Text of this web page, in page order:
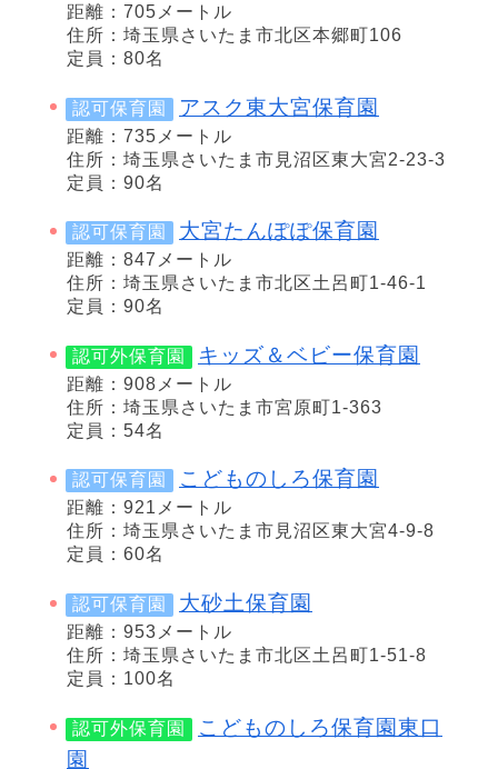
距離：705メートル
住所：埼玉県さいたま市北区本郷町106
定員：80名
認可保育園 アスク東大宮保育園
距離：735メートル
住所：埼玉県さいたま市見沼区東大宮2-23-3
定員：90名
認可保育園 大宮たんぽぽ保育園
距離：847メートル
住所：埼玉県さいたま市北区土呂町1-46-1
定員：90名
認可外保育園 キッズ＆ベビー保育園
距離：908メートル
住所：埼玉県さいたま市宮原町1-363
定員：54名
認可保育園 こどものしろ保育園
距離：921メートル
住所：埼玉県さいたま市見沼区東大宮4-9-8
定員：60名
認可保育園 大砂土保育園
距離：953メートル
住所：埼玉県さいたま市北区土呂町1-51-8
定員：100名
認可外保育園
こどものしろ保育園東口
園